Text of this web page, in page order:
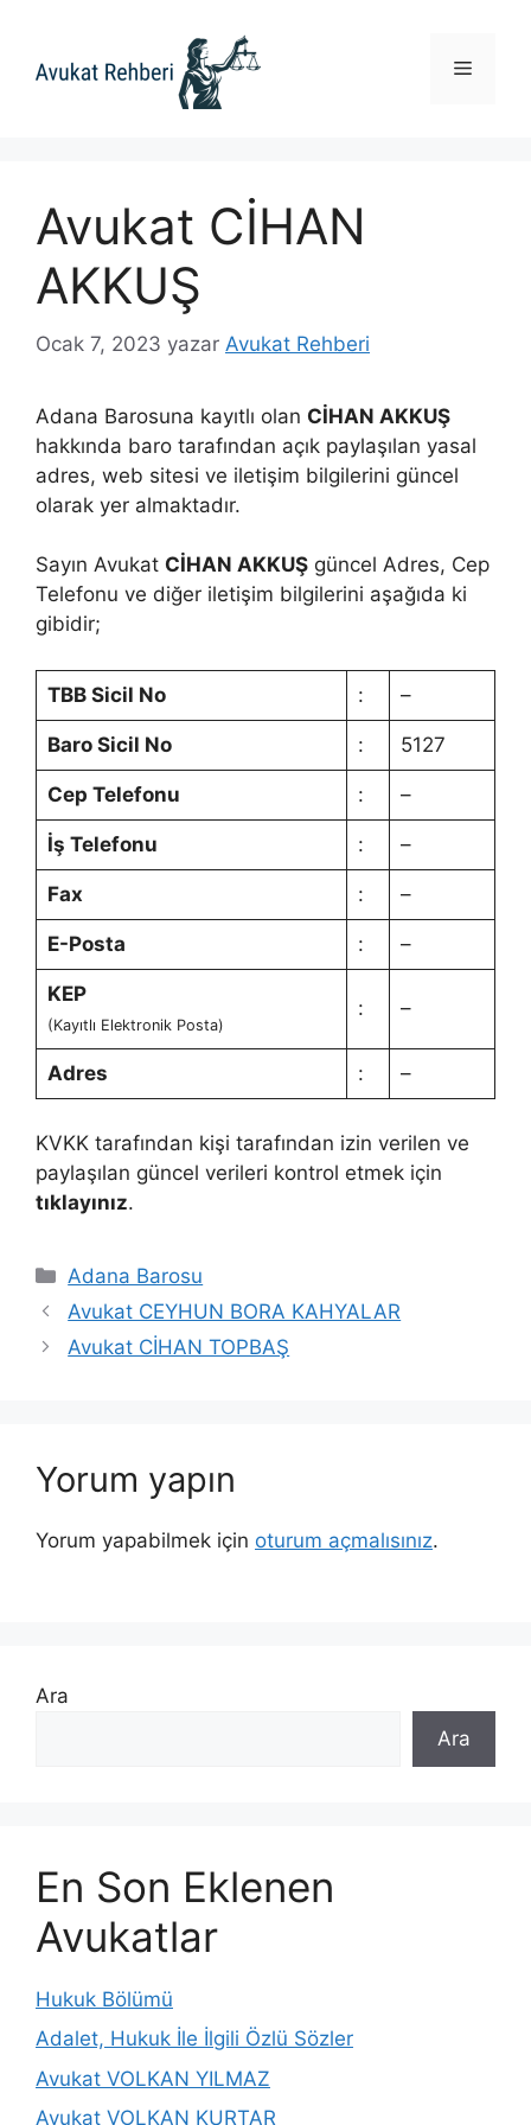
Menü
Avukat CİHAN
AKKUŞ
Ocak 7, 2023 yazar Avukat Rehberi
Adana Barosuna kayıtlı olan CİHAN AKKUŞ
hakkında baro tarafından açık paylaşılan yasal
adres, web sitesi ve iletişim bilgilerini güncel
olarak yer almaktadır.
Sayın Avukat CİHAN AKKUŞ güncel Adres, Cep
Telefonu ve diğer iletişim bilgilerini aşağıda ki
gibidir;
TBB Sicil No : –
Baro Sicil No : 5127
Cep Telefonu : –
İş Telefonu : –
Fax : –
E-Posta : –
KEP
(Kayıtlı Elektronik Posta)
: –
Adres : –
KVKK tarafından kişi tarafından izin verilen ve
paylaşılan güncel verileri kontrol etmek için
tıklayınız.
Kategoriler
Adana Barosu
Avukat CEYHUN BORA KAHYALAR
Avukat CİHAN TOPBAŞ
Yorum yapın
Yorum yapabilmek için oturum açmalısınız.
Ara
Ara
En Son Eklenen
Avukatlar
Hukuk Bölümü
Adalet, Hukuk İle İlgili Özlü Sözler
Avukat VOLKAN YILMAZ
Avukat VOLKAN KURTAR